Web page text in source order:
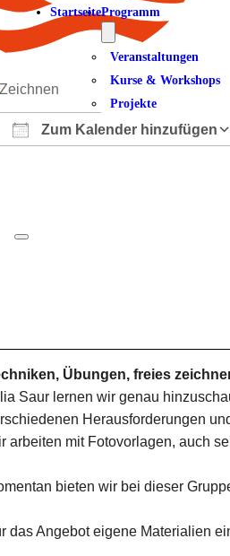
StartseiteProgramm
Veranstaltungen
Kurse & Workshops
Projekte
Zum Kalender hinzufügen
Übungen, freies
Saur lernen wir genau
Herausforderungen
arbeiten mit Fotovorlagen, auch
bieten wir bei dieser
das Angebot eigene Materialien